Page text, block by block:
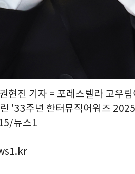
현진 기자 = 포레스텔라 고우
'33주년 한터뮤직어워즈
뉴스1